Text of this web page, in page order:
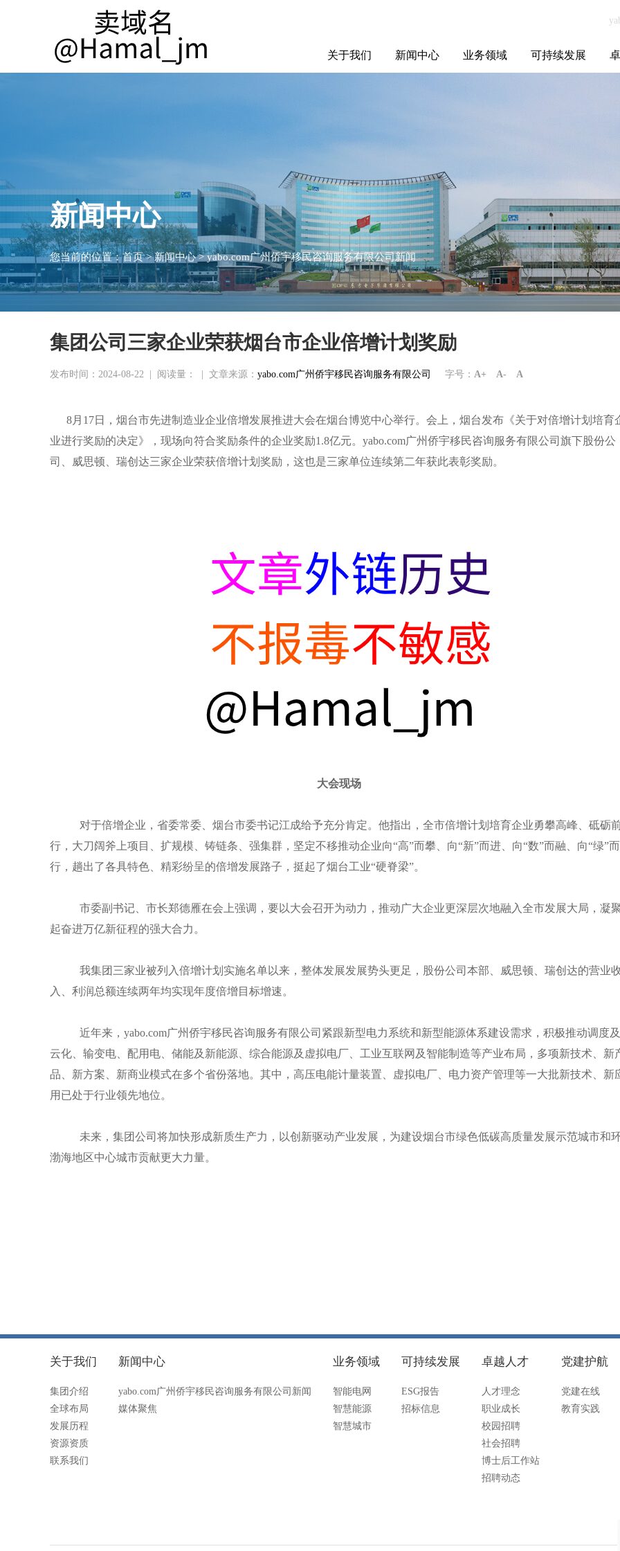
关于我们 新闻中心 业务领域 可持续发展
新闻中心
您当前的位置：首页>新闻中心>yabo.com广州侨宇移民咨询服务有限公司新闻
集团公司三家企业荣获烟台市企业倍增计划奖励
发布时间：2024-08-22 阅读量： 文章来源： yabo.com广州侨宇移民咨询服务有限公司 字号： A+ A- A
8月17日，烟台市先进制造业企业倍增发展推进大会在烟台博览中心举行。会上，烟台发布《关于对倍增计划培育
业进行奖励的决定》，现场向符合奖励条件的企业奖励1.8亿元。yabo.com广州侨宇移民咨询服务有限公司旗下股份公
司、威思顿、瑞创达三家企业荣获倍增计划奖励，这也是三家单位连续第二年获此表彰奖励。
大会现场
对于倍增企业，省委常委、烟台市委书记江成给予充分肯定。他指出，全市倍增计划培育企业勇攀高峰、砥砺
行，大刀阔斧上项目、扩规模、铸链条、强集群，坚定不移推动企业向“高”而攀、向“新”而进、向“数”而融、向“绿”而
行，趟出了各具特色、精彩纷呈的倍增发展路子，挺起了烟台工业“硬脊梁”。
市委副书记、市长郑德雁在会上强调，要以大会召开为动力，推动广大企业更深层次地融入全市发展大局，凝
起奋进万亿新征程的强大合力。
我集团三家业被列入倍增计划实施名单以来，整体发展发展势头更足，股份公司本部、威思顿、瑞创达的营业
入、利润总额连续两年均实现年度倍增目标增速。
近年来，yabo.com广州侨宇移民咨询服务有限公司紧跟新型电力系统和新型能源体系建设需求，积极推动调度及
云化、输变电、配用电、储能及新能源、综合能源及虚拟电厂、工业互联网及智能制造等产业布局，多项新技术、新
品、新方案、新商业模式在多个省份落地。其中，高压电能计量装置、虚拟电厂、电力资产管理等一大批新技术、新
用已处于行业领先地位。
未来，集团公司将加快形成新质生产力，以创新驱动产业发展，为建设烟台市绿色低碳高质量发展示范城市和
渤海地区中心城市贡献更大力量。
关于我们
集团介绍
全球布局
发展历程
资源资质
联系我们
新闻中心
yabo.com广州侨宇移民咨询服务有限公司新闻
媒体聚焦
业务领域
智能电网
智慧能源
智慧城市
可持续发展
ESG报告
招标信息
卓越人才
人才理念
职业成长
校园招聘
社会招聘
博士后工作站
招聘动态
党建护航
党建在线
教育实践